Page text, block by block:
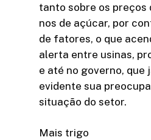
tanto sobre os preços
nos de açúcar, por
de fatores, o que
alerta entre usinas,
e até no governo, que
evidente sua
situação do setor.
Mais trigo